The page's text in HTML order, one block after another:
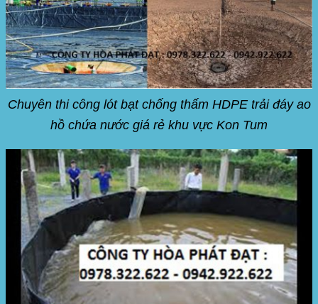
Chuyên thi công lót bạt chống thấm HDPE trải đáy ao
hồ chứa nước giá rẻ khu vực Kon Tum